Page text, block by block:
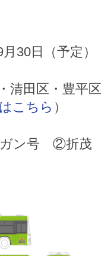
30日（予定）
清田区・豊平区
こちら ）
ガン号 ②折茂